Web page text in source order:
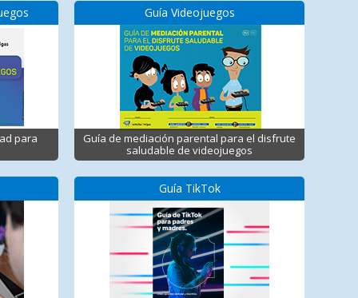
para
Guía Videojuegos
Guía de mediación parental para el disfrute
saludable de videojuegos
Guía TikTok